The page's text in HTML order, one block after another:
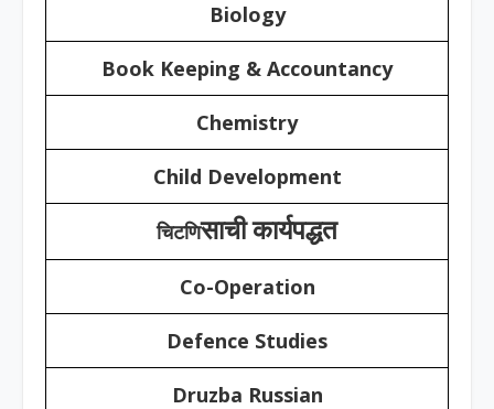
Biology
Book Keeping & Accountancy
Chemistry
Child Development
चिटणिसाची कार्यपद्धत
Co-Operation
Defence Studies
Druzba Russian